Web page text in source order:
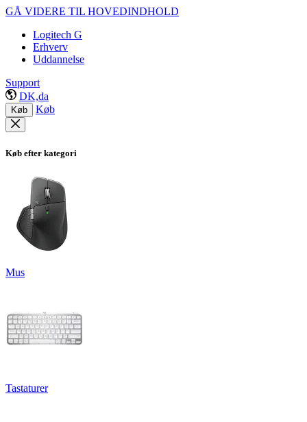
GÅ VIDERE TIL HOVEDINDHOLD
Logitech G
Erhverv
Uddannelse
Support
DK,da
Køb Køb
Køb efter kategori
Mus
Tastaturer